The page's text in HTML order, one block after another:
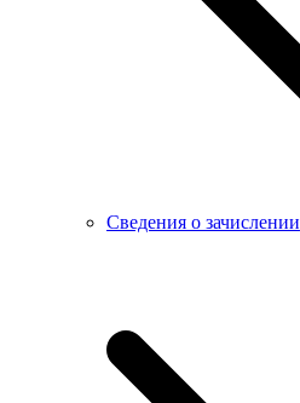
Сведения о зачислении